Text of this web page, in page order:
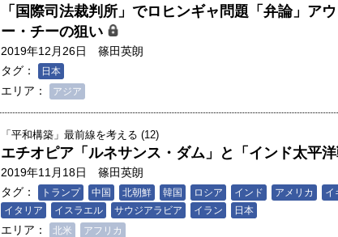
「国際司法裁判所」でロヒンギャ問題「弁論」ア
ー・チーの狙い
2019年12月26日
篠田英朗
タグ：
日本
エリア： アジア
「平和構築」最前線を考える (12)
エチオピア「ルネサンス・ダム」と「インド太平
2019年11月18日
篠田英朗
タグ：
トランプ 中国 北朝鮮 韓国 ロシア インド アメリカ イ
イタリア
イスラエル サウジアラビア イラン 日本
エリア： 北米 アフリカ